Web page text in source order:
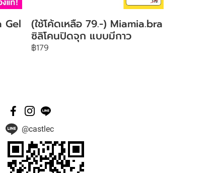
Gel
(ใช้โค้ดเหลือ 79.-) Miamia.bra
ซิลิโคนปิดจุก แบบมีกาว
฿179
@castlec